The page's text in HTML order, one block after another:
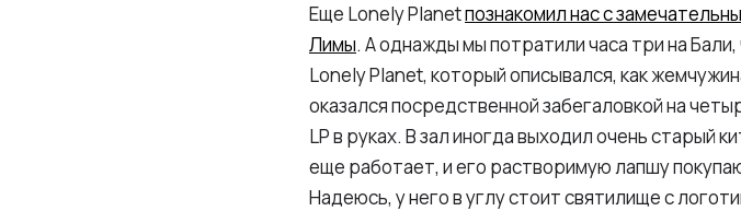
Еще Lonely Planetпознакомил нас с
Лимы. А однажды мы потратили часа три на
Lonely Planet, который описывался, как
оказался посредственной забегаловкой на
LP в руках. В зал иногда выходил очень старый
еще работает, и его растворимую лапшу
Надеюсь, у него в углу стоит святилище с